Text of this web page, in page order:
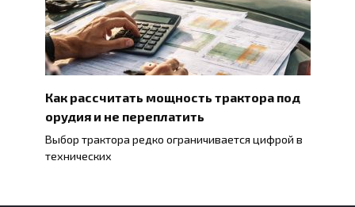
Как рассчитать мощность трактора под
орудия и не переплатить
Выбор трактора редко ограничивается цифрой в
технических